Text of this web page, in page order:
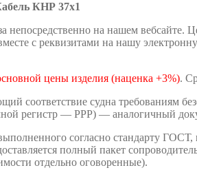
КНР 37х1
на нашем вебсайте.
с реквизитами на нашу
цены изделия (наценка +3%).
соответствие судна требованиям
регистр — РРР) — аналогичный
согласно стандарту
полный пакет
отдельно оговоренные).